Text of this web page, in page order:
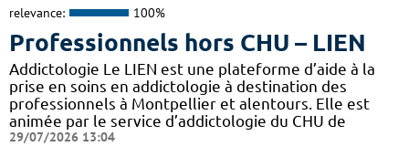
relevance: 100%
Professionnels hors CHU – LIEN
Addictologie Le LIEN est une plateforme d’aide à la
prise en soins en addictologie à destination des
professionnels à Montpellier et alentours. Elle est
animée par le service d’addictologie du CHU de
29/07/2026 13:04